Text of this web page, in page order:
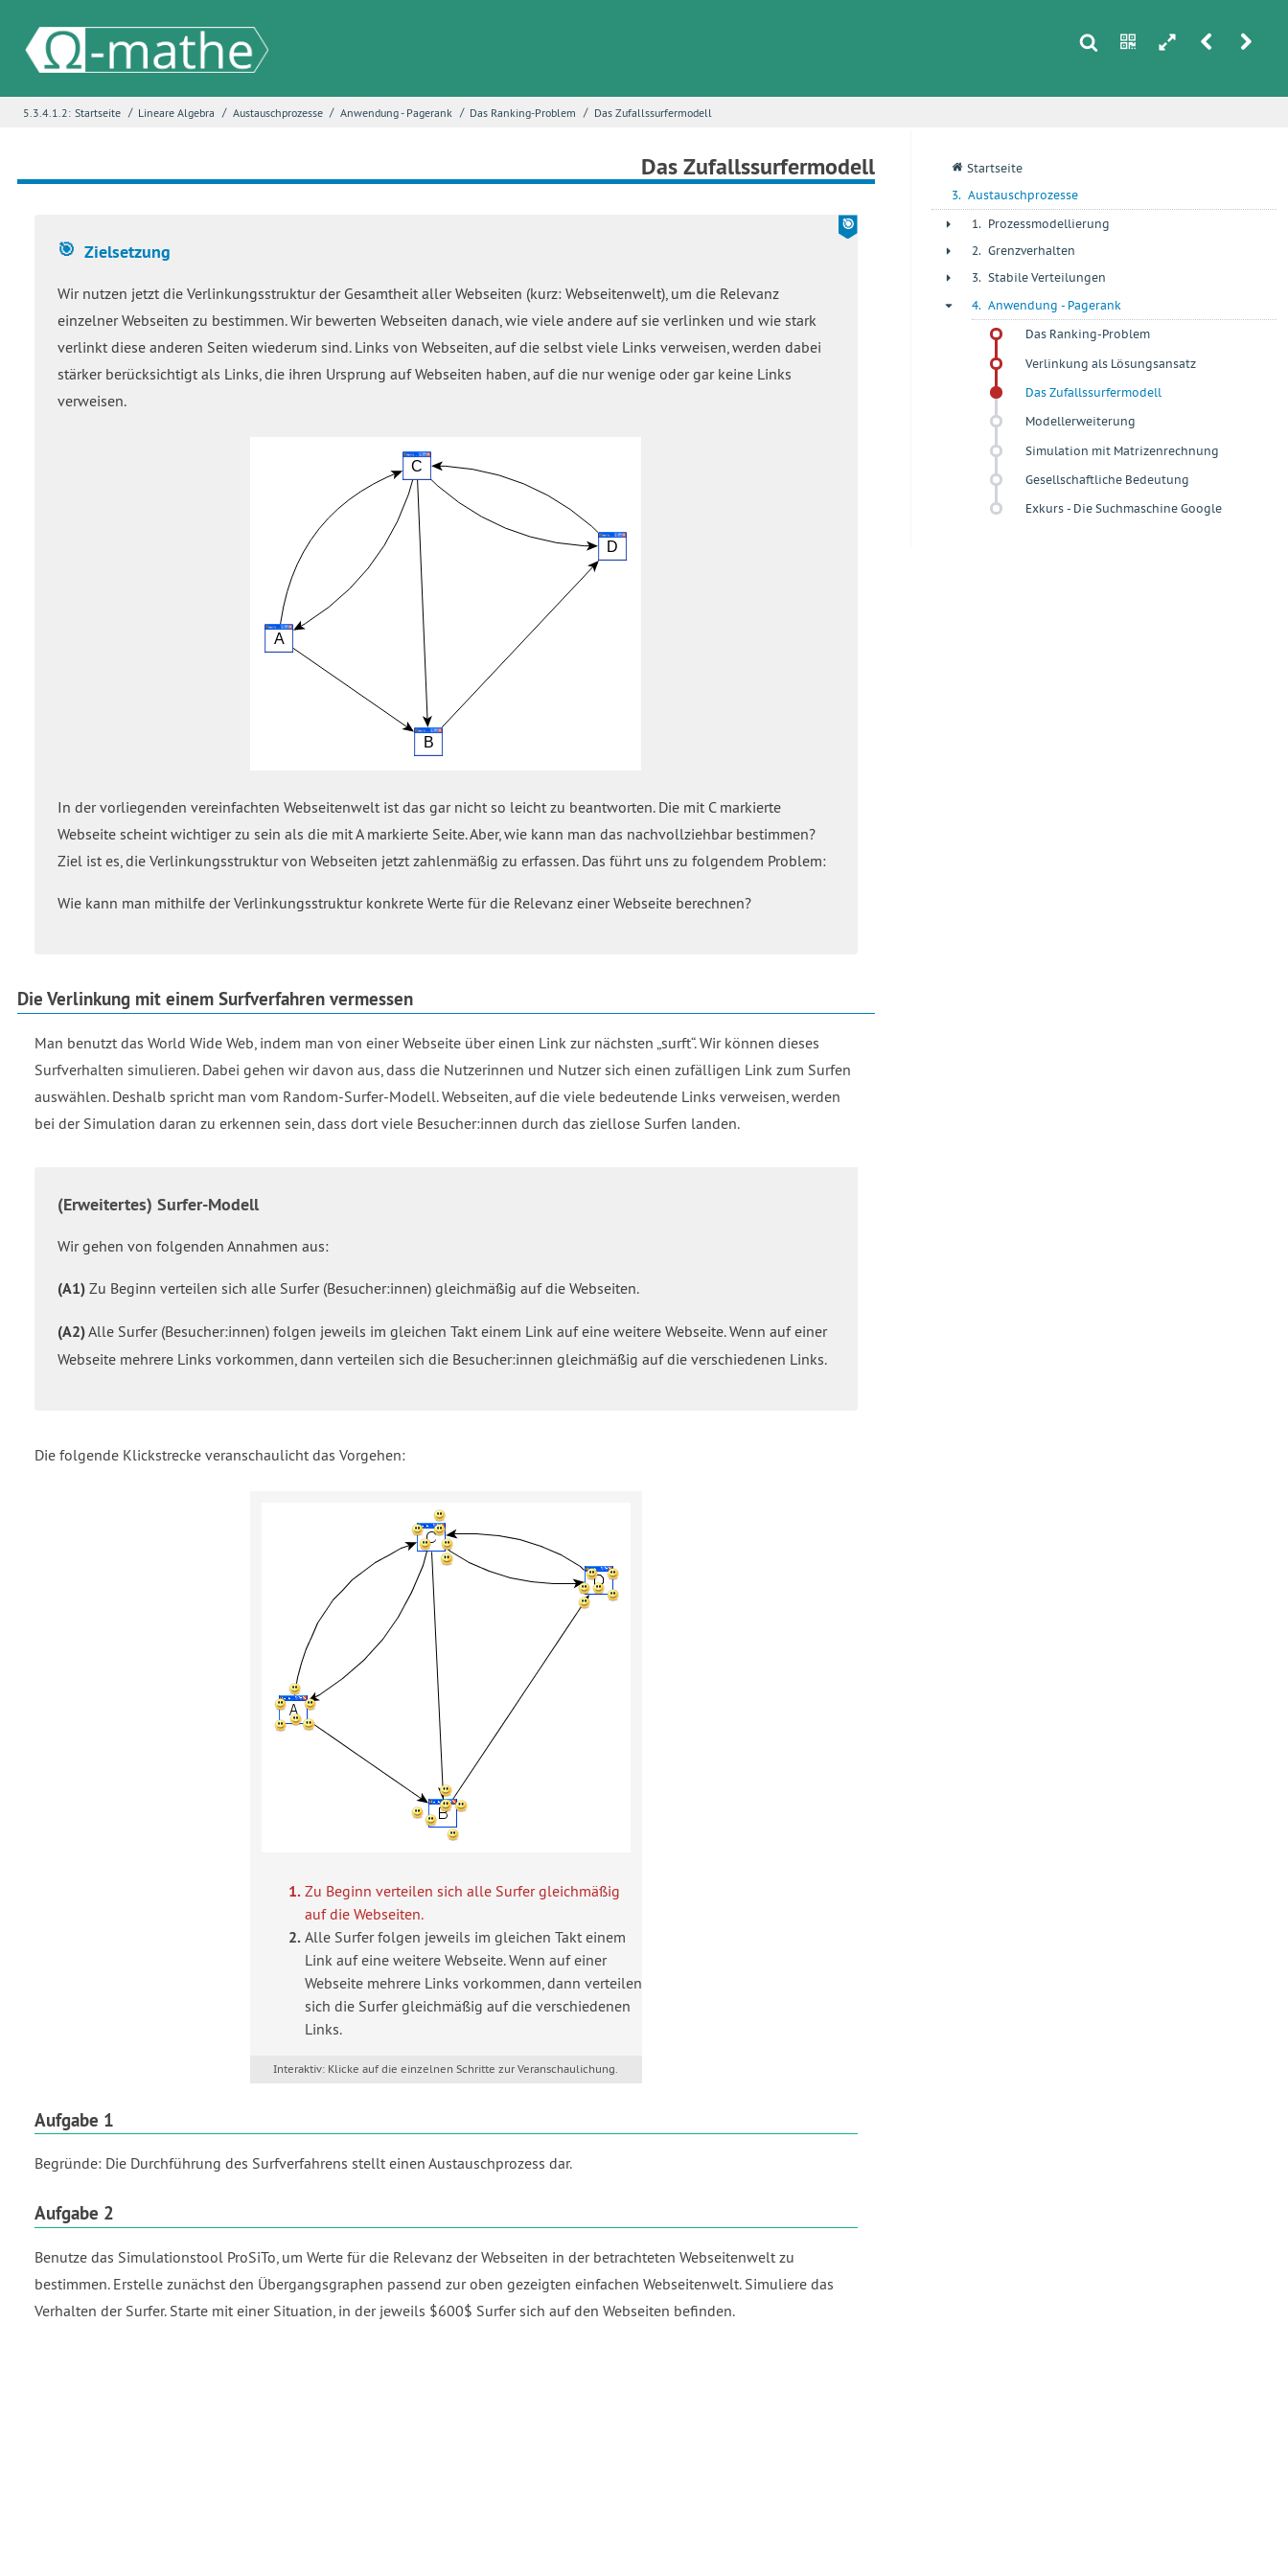
s n h r u
5.3.4.1.2: Startseite / Lineare Algebra / Austauschprozesse / Anwendung - Pagerank / Das Ranking-Problem / Das Zufallssurfermodell
Das Zufallssurfermodell
Zielsetzung
Wir nutzen jetzt die Verlinkungsstruktur der Gesamtheit aller Webseiten (kurz: Webseitenwelt), um die Relevanz
einzelner Webseiten zu bestimmen. Wir bewerten Webseiten danach, wie viele andere auf sie verlinken und wie stark
verlinkt diese anderen Seiten wiederum sind. Links von Webseiten, auf die selbst viele Links verweisen, werden dabei
stärker berücksichtigt als Links, die ihren Ursprung auf Webseiten haben, auf die nur wenige oder gar keine Links
verweisen.
In der vorliegenden vereinfachten Webseitenwelt ist das gar nicht so leicht zu beantworten. Die mit C markierte
Webseite scheint wichtiger zu sein als die mit A markierte Seite. Aber, wie kann man das nachvollziehbar bestimmen?
Ziel ist es, die Verlinkungsstruktur von Webseiten jetzt zahlenmäßig zu erfassen. Das führt uns zu folgendem Problem:
Wie kann man mithilfe der Verlinkungsstruktur konkrete Werte für die Relevanz einer Webseite berechnen?
Die Verlinkung mit einem Surfverfahren vermessen
Man benutzt das World Wide Web, indem man von einer Webseite über einen Link zur nächsten „surft“. Wir können dieses
Surfverhalten simulieren. Dabei gehen wir davon aus, dass die Nutzerinnen und Nutzer sich einen zufälligen Link zum Surfen
auswählen. Deshalb spricht man vom Random-Surfer-Modell. Webseiten, auf die viele bedeutende Links verweisen, werden
bei der Simulation daran zu erkennen sein, dass dort viele Besucher:innen durch das ziellose Surfen landen.
(Erweitertes) Surfer-Modell
Wir gehen von folgenden Annahmen aus:
(A1) Zu Beginn verteilen sich alle Surfer (Besucher:innen) gleichmäßig auf die Webseiten.
(A2)Alle Surfer (Besucher:innen) folgen jeweils im gleichen Takt einem Link auf eine weitere Webseite. Wenn auf einer
Webseite mehrere Links vorkommen, dann verteilen sich die Besucher:innen gleichmäßig auf die verschiedenen Links.
Die folgende Klickstrecke veranschaulicht das Vorgehen:
Zu Beginn verteilen sich alle Surfer gleichmäßig
auf die Webseiten.
Alle Surfer folgen jeweils im gleichen Takt einem
Link auf eine weitere Webseite. Wenn auf einer
Webseite mehrere Links vorkommen, dann verteilen
sich die Surfer gleichmäßig auf die verschiedenen
Links.
Klicke auf die einzelnen Schritte zur Veranschaulichung.
Aufgabe 1
Begründe: Die Durchführung des Surfverfahrens stellt einen Austauschprozess dar.
Aufgabe 2
Benutze das Simulationstool ProSiTo, um Werte für die Relevanz der Webseiten in der betrachteten Webseitenwelt zu
bestimmen. Erstelle zunächst den Übergangsgraphen passend zur oben gezeigten einfachen Webseitenwelt. Simuliere das
Verhalten der Surfer. Starte mit einer Situation, in der jeweils $600$ Surfer sich auf den Webseiten befinden.
q Startseite
3. Austauschprozesse
+ 1. Prozessmodellierung
+ 2. Grenzverhalten
+ 3. Stabile Verteilungen
- 4. Anwendung - Pagerank
Das Ranking-Problem
Verlinkung als Lösungsansatz
Das Zufallssurfermodell
Modellerweiterung
Simulation mit Matrizenrechnung
Gesellschaftliche Bedeutung
Exkurs - Die Suchmaschine Google
Seite *